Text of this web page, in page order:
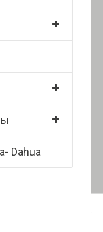
Dahua